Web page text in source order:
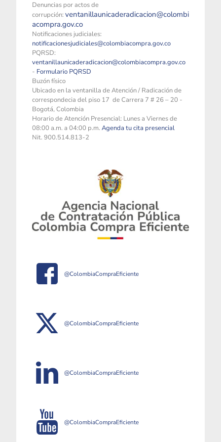
Denuncias por actos de
corrupción: ventanillaunicaderadicacion@colombi
acompra.gov.co
Notificaciones judiciales:
notificacionesjudiciales@colombiacompra.gov.co
PQRSD:
ventanillaunicaderadicacion@colombiacompra.gov.co
- Formulario PQRSD
Buzón físico
Ubicado en la ventanilla de Atención / Radicación de
correspondecia del piso 17 de Carrera 7 # 26 – 20 -
Bogotá, Colombia
Horario de Atención Presencial: Lunes a Viernes de
08:00 a.m. a 04:00 p.m. Agenda tu cita presencial
Nit. 900.514.813-2
@ColombiaCompraEficiente
@ColombiaCompraEficiente
@ColombiaCompraEficiente
@ColombiaCompraEficiente